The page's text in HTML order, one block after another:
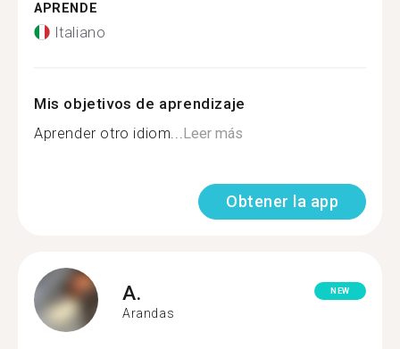
APRENDE
Italiano
Mis objetivos de aprendizaje
Aprender otro idiom... Leer más
Obtener la app
A.
Arandas
NEW